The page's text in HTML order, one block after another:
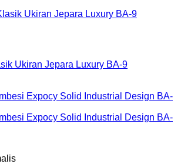
Ukiran Jepara Luxury BA-9